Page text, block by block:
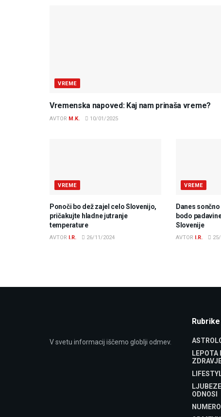
VREME
Vremenska napoved: Kaj nam prinaša vreme?
AVTOR M.K. 10/01/2025
VREME
Ponoči bo dež zajel celo Slovenijo,
pričakujte hladne jutranje
temperature
AVTOR I.R. 26/11/2024
VREME
Danes
bodo
Slovenije
AVTOR I.R.
V svetu informacij iščemo globlji odmev.
Rubrike
LEPOTA
ODNOSI